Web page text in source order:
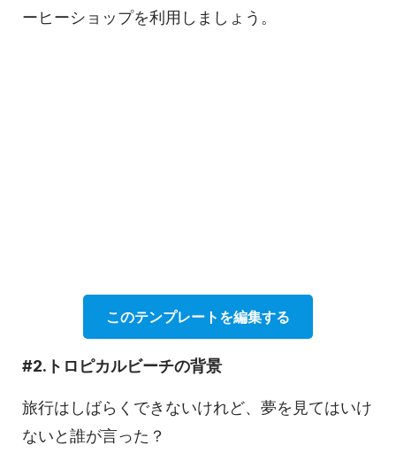
ーヒーショップを利用しましょう。
このテンプレートを編集する
#2.トロピカルビーチの背景
旅行はしばらくできないけれど、夢を見てはいけ
ないと誰が言った？